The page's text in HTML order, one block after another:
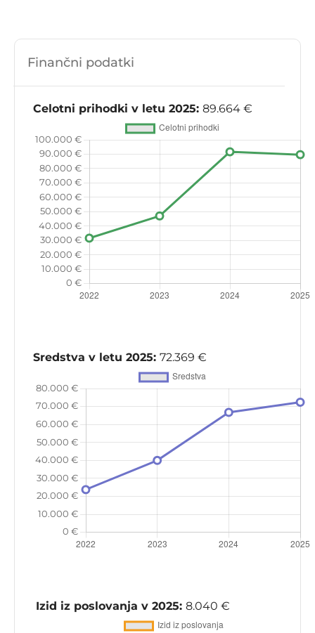
Finančni podatki
Celotni prihodki v letu 2025: 89.664 €
Sredstva v letu 2025: 72.369 €
Izid iz poslovanja v 2025: 8.040 €